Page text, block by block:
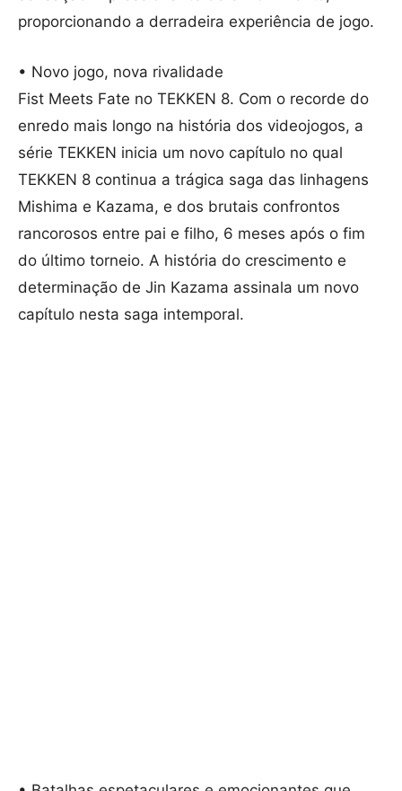
proporcionando a derradeira experiência de jogo.
• Novo jogo, nova rivalidade
Fist Meets Fate no TEKKEN 8. Com o recorde do
enredo mais longo na história dos videojogos, a
série TEKKEN inicia um novo capítulo no qual
TEKKEN 8 continua a trágica saga das linhagens
Mishima e Kazama, e dos brutais confrontos
rancorosos entre pai e filho, 6 meses após o fim
do último torneio. A história do crescimento e
determinação de Jin Kazama assinala um novo
capítulo nesta saga intemporal.